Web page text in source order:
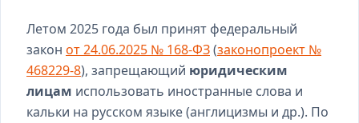
Летом 2025 года был принят федеральный
закон от 24.06.2025 № 168-ФЗ(законопроект №
468229-8), запрещающий юридическим
лицам использовать иностранные слова и
кальки на русском языке (англицизмы и др.). По